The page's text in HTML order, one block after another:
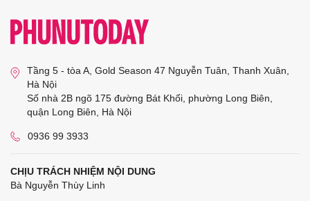
Tầng 5 - tòa A, Gold Season 47 Nguyễn Tuân, Thanh Xuân,
Hà Nội
Số nhà 2B ngõ 175 đường Bát Khối, phường Long Biên,
quận Long Biên, Hà Nội
0936 99 3933
CHỊU TRÁCH NHIỆM NỘI DUNG
Bà Nguyễn Thùy Linh